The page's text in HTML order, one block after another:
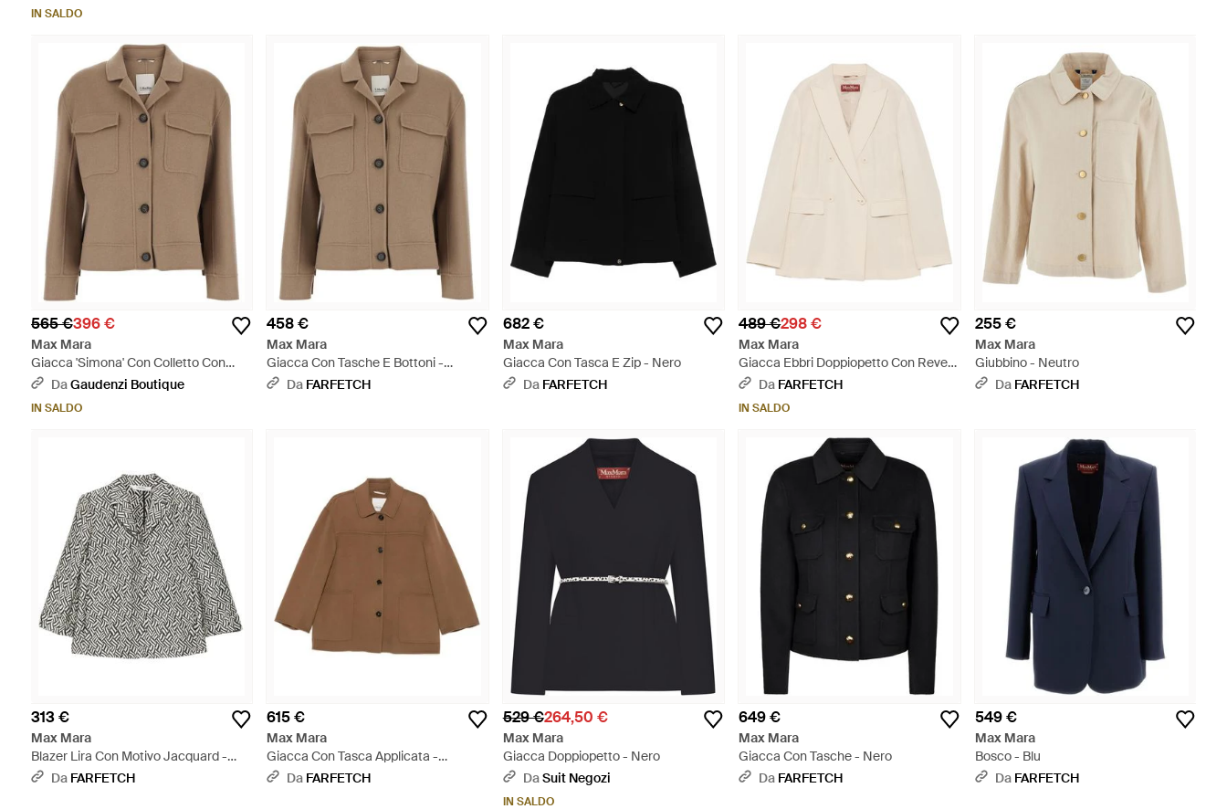
IN SALDO
565 €396 €
Max Mara
Giacca 'Simona' Con Colletto Con
Revers E Due Tasche Applic -
DaGaudenzi Boutique
IN SALDO
458 €
Max Mara
Giacca Con Tasche E Bottoni -
Marrone
Da FARFETCH
682 €
Max Mara
Giacca Con Tasca E Zip - Nero
Da FARFETCH
489 €298 €
Max Mara
Giacca Ebbri Doppiopetto Con Revers
A Lancia - Bianco
Da FARFETCH
IN SALDO
255 €
Max Mara
Giubbino - Neutro
Da FARFETCH
313 €
Max Mara
Blazer Lira Con Motivo Jacquard -
Grigio
Da FARFETCH
615 €
Max Mara
Giacca Con Tasca Applicata -
Marrone
Da FARFETCH
529 €264,50 €
Max Mara
Giacca Doppiopetto - Nero
DaSuit Negozi
IN SALDO
649 €
Max Mara
Giacca Con Tasche - Nero
Da FARFETCH
549 €
Max Mara
Bosco - Blu
Da FARFETCH